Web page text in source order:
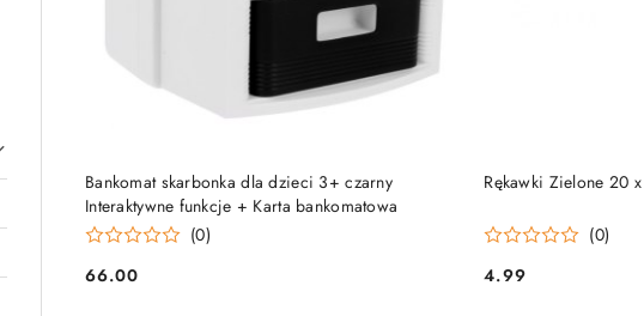
Bankomat skarbonka dla dzieci 3+ czarny
Interaktywne funkcje + Karta bankomatowa
(0)
Cena:
66.00
DODAJ DO KOSZYKA Rękawki Zielone 20
(0)
Cena:
4.99